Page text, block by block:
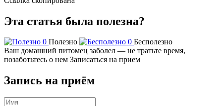
Эта статья была полезна?
0 Полезно 0 Бесполезно
Ваш домашний питомец заболел — не тратьте время,
позаботьтесь о нем Записаться на прием
Запись на приём